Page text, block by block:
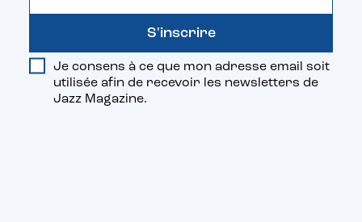
Je consens à ce que mon adresse email soit
utilisée afin de recevoir les newsletters de
Jazz Magazine.
S'inscrire